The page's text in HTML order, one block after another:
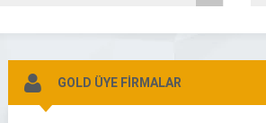
GOLD ÜYE FİRMALAR